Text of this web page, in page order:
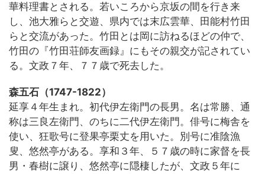
華料理書とされる。若いころから京坂の間を行き来
し、池大雅らと交遊、県内では末広雲華、田能村竹田
らと交流があった。竹田とは岡に訪ねるほどの仲で、
竹田の『竹田荘師友画録』にもその親交が記されてい
る。文政７年、７７歳で死去した。
森五石（1747-1822）
延享４年生まれ。初代伊左衛門の長男。名は常勝、通
称は三良左衛門、のちに二代伊左衛門。俳号に梅舎を
使い、狂歌号に登果亭栗丈を用いた。別号に准陰漁
叟、悠然亭がある。享和３年、５７歳の時に家督を長
男・春樹に譲り、悠然亭に隠棲したが、文政５年に